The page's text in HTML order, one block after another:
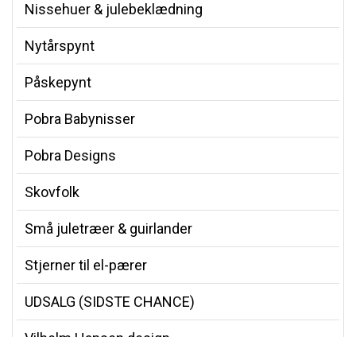
Nissehuer & julebeklædning
Nytårspynt
Påskepynt
Pobra Babynisser
Pobra Designs
Skovfolk
Små juletræer & guirlander
Stjerner til el-pærer
UDSALG (SIDSTE CHANCE)